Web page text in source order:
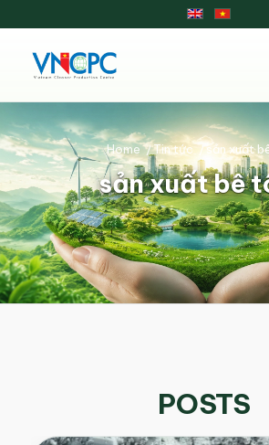
sản xuất bê
Home /Tin tức /sản xuất
POSTS